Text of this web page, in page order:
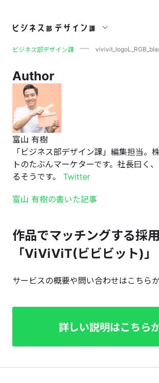
ビジネス部デザイン課
Author
富山 有樹
「ビジネス部デザイン課」編集担当。
トのたぶんマーケターです。社長曰く
るそうです。 Twitter
富山 有樹の書いた記事
作品でマッチングする採
「ViViViT(ビビビット)」
サービスの概要や問い合わせはこちら
詳しい説明はこちら